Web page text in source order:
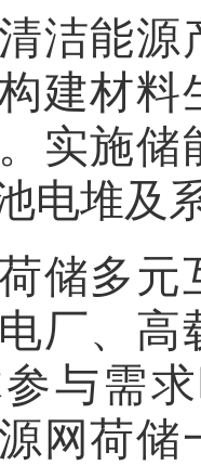
洁能源
建材料
实施
电堆及
储多元
厂、
与需
网荷